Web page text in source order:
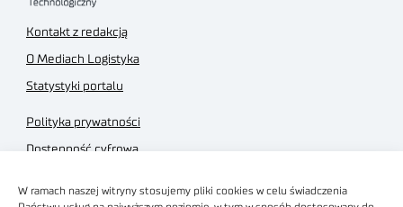
W ramach naszej witryny stosujemy pliki cookies w celu świadczenia
Kontakt z redakcją
O Mediach Logistyka
Statystyki portalu
Polityka prywatności
Dostępność cyfrowa
Regulamin sklepu